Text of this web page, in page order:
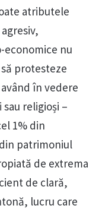
atributele
economice nu
protesteze
în vedere
religioși –
1% din
patrimoniul
de extrema
de clară,
lucru care